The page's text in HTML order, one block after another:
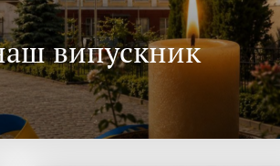
випускник